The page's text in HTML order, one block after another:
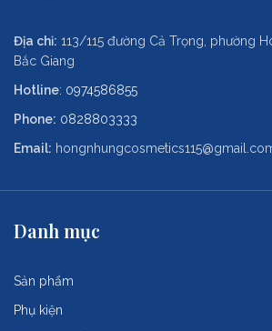
Địa chỉ: 113/115 đường Cả Trọng, phường
Bắc Giang
Hotline: 0974586855
Phone: 0828803333
Email:
Danh mục
Sản phẩm
Phụ kiện